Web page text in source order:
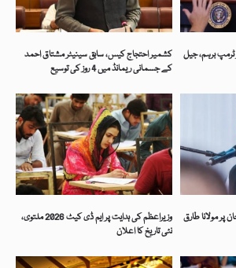
کشمیر احتجاج کیس، سابق سینیٹر مشتاق احمد
کے جسمانی ریمانڈ میں 4 روز کی توسیع
برہم، جیل
وزیراعظم کی ہدایت پر ایم ڈی کیٹ 2026 ملتوی،
نئی تاریخ کا اعلان
پر مولانا طارق